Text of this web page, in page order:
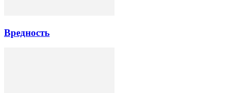
Вредность